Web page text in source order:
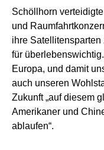
Schöllhorn
und
ihre Satellitensparten
für
Europa, und damit
auch unseren
Zukunft „auf diesem
Amerikaner und
ablaufen“.